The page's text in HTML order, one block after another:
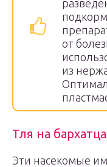
от
из
Тля на
Эти насекомые